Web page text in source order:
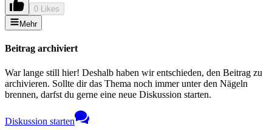
0 Likes
Mehr
Beitrag archiviert
War lange still hier! Deshalb haben wir entschieden, den Beitrag zu
archivieren. Sollte dir das Thema noch immer unter den Nägeln
brennen, darfst du gerne eine neue Diskussion starten.
Diskussion starten